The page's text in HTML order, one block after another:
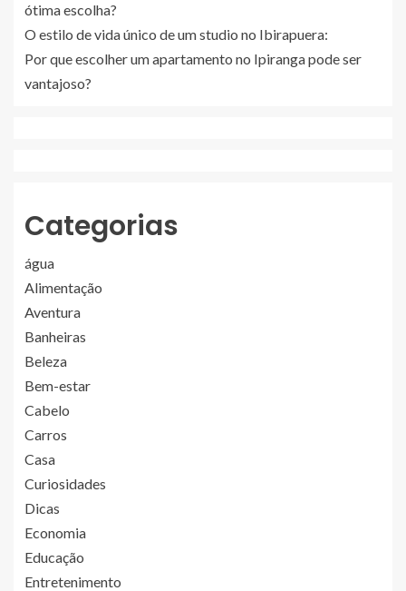
ótima escolha?
O estilo de vida único de um studio no Ibirapuera:
Por que escolher um apartamento no Ipiranga pode ser
vantajoso?
Categorias
água
Alimentação
Aventura
Banheiras
Beleza
Bem-estar
Cabelo
Carros
Casa
Curiosidades
Dicas
Economia
Educação
Entretenimento